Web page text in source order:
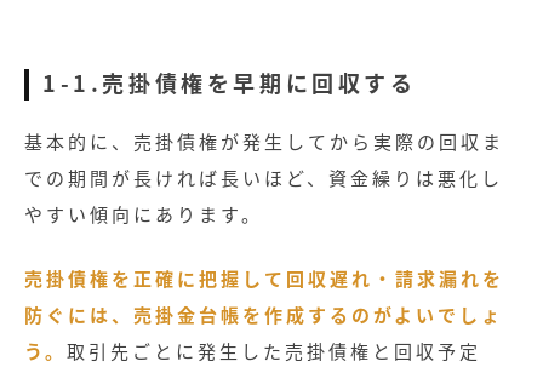
1-1.売掛債権を早期に回収する
基本的に、売掛債権が発生してから実際の回収ま
での期間が長ければ長いほど、資金繰りは悪化し
やすい傾向にあります。
売掛債権を正確に把握して回収遅れ・請求漏れを
防ぐには、売掛金台帳を作成するのがよいでしょ
う。 取引先ごとに発生した売掛債権と回収予定